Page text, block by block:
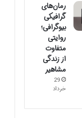
رمان‌های
گرافیکی
بیوگرافی؛
روایتی
متفاوت
از زندگی
مشاهیر
29
خرداد